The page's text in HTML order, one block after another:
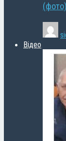
(фото)
Відео